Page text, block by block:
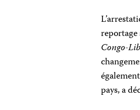
Congo-
pays, a